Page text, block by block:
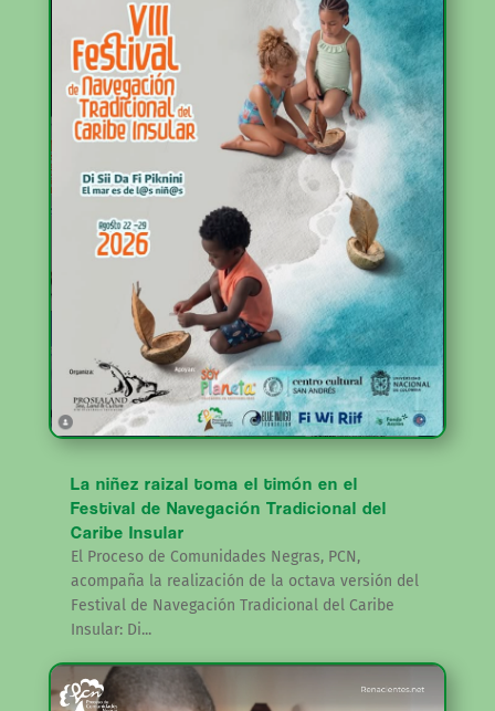
La niñez raizal toma el timón en el
Festival de Navegación Tradicional del
Caribe Insular
El Proceso de Comunidades Negras, PCN,
acompaña la realización de la octava versión del
Festival de Navegación Tradicional del Caribe
Insular: Di...